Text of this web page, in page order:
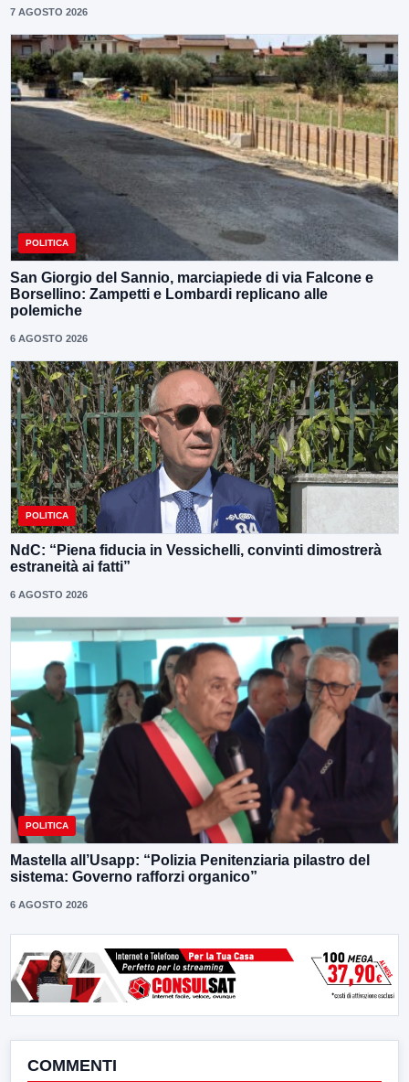
7 AGOSTO 2026
POLITICA
San Giorgio del Sannio, marciapiede di via Falcone e
Borsellino: Zampetti e Lombardi replicano alle
polemiche
6 AGOSTO 2026
POLITICA
NdC: “Piena fiducia in Vessichelli, convinti dimostrerà
estraneità ai fatti”
6 AGOSTO 2026
POLITICA
Mastella all’Usapp: “Polizia Penitenziaria pilastro del
sistema: Governo rafforzi organico”
6 AGOSTO 2026
COMMENTI